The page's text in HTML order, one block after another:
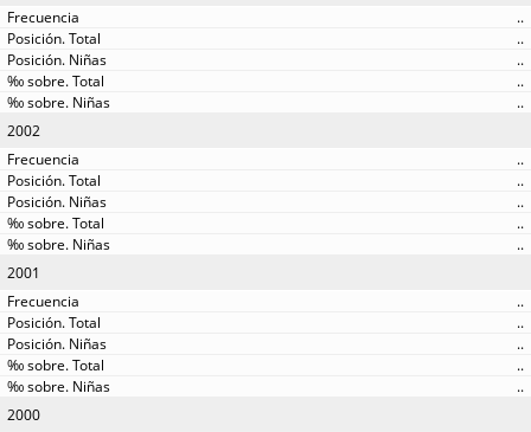
..
..
..
..
..
2002
..
..
..
..
..
2001
..
..
..
..
..
2000